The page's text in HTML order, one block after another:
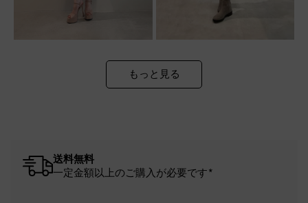
もっと見る
送料無料
一定金額以上のご購入が必要です*